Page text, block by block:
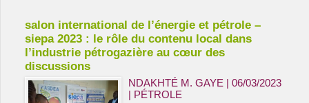
salon international de l’énergie et pétrole –
siepa 2023 : le rôle du contenu local dans
l’industrie pétrogazière au cœur des
discussions
NDAKHTÉ M. GAYE | 06/03/2023
| PÉTROLE